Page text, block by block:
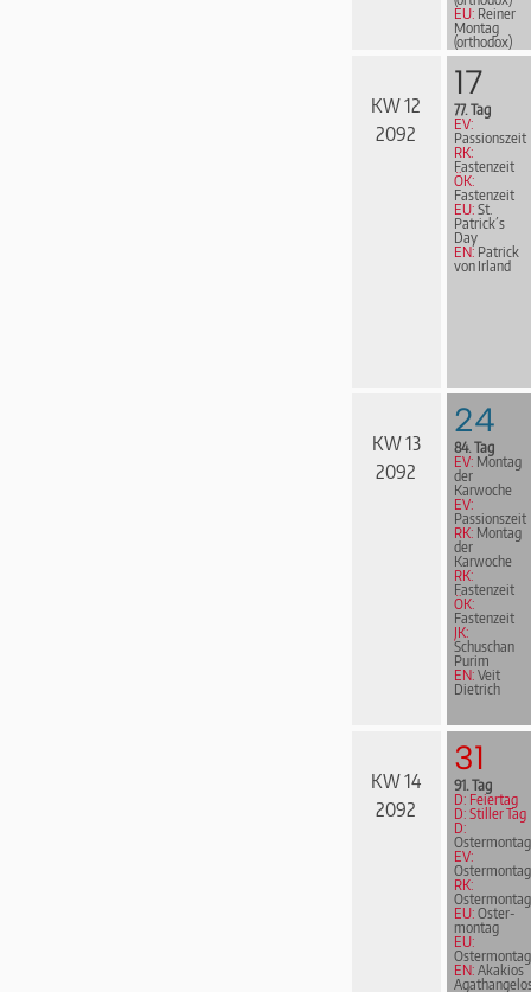
EU: Reiner
Montag
(orthodox)
EN:Vierzig
Märtyrer
von Sebaste
KW 12
2092
17
77. Tag
EV:
Passionszeit
RK:
Fastenzeit
ÖK:
Fastenzeit
EU: St.
Patrick´s
Day
EN: Patrick
von Irland
KW 13
2092
24
84. Tag
EV: Montag
der
Karwoche
EV:
Passionszeit
RK: Montag
der
Karwoche
RK:
Fastenzeit
ÖK:
Fastenzeit
JK:
Schuschan
Purim
EN: Veit
Dietrich
KW 14
2092
31
91. Tag
D: Feiertag
D: Stiller Tag
D:
Ostermontag
EV:
Ostermontag
RK:
Ostermontag
EU: Oster­
mon­tag
EU:
Ostermontag
EN: Akakios